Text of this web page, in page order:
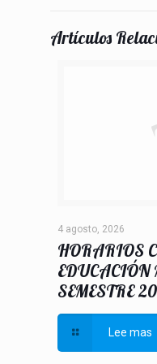
Artículos
4 agosto, 2026
HORARIOS
EDUCACIÓN
SEMESTRE
Lee mas